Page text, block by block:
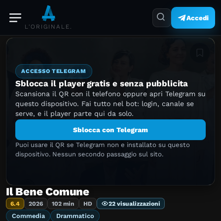
L'ORIGINALE.
Accedi
ACCESSO TELEGRAM
Sblocca il player gratis e senza pubblicita
Scansiona il QR con il telefono oppure apri Telegram su
questo dispositivo. Fai tutto nel bot: login, canale se
serve, e il player parte qui da solo.
Sblocca con Telegram
Puoi usare il QR se Telegram non e installato su questo
dispositivo. Nessun secondo passaggio sul sito.
Il Bene Comune
6.4 2026 102 min HD 22 visualizzazioni
Commedia Drammatico